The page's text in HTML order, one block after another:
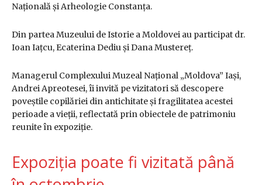
Națională și Arheologie Constanța.
Din partea Muzeului de Istorie a Moldovei au participat dr.
Ioan Iațcu, Ecaterina Dediu și Dana Mustereț.
Managerul Complexului Muzeal Național „Moldova” Iași,
Andrei Apreotesei, îi invită pe vizitatori să descopere
poveștile copilăriei din antichitate și fragilitatea acestei
perioade a vieții, reflectată prin obiectele de patrimoniu
reunite în expoziție.
Expoziția poate fi vizitată până